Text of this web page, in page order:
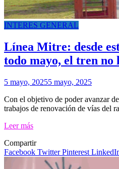
INTERES GENERAL
Línea Mitre: desde
todo mayo, el tren no
5 mayo, 20255 mayo, 2025
Con el objetivo de poder avanzar
trabajos de renovación de vías del
Leer más
Compartir
Facebook TwitterPinterest